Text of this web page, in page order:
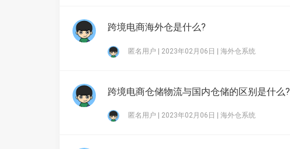
跨境电商海外仓是什么?
匿名用户 | 2023年02月06日 | 海外仓系统
跨境电商仓储物流与国内仓储的区别是什么?
匿名用户 | 2023年02月06日 | 海外仓系统